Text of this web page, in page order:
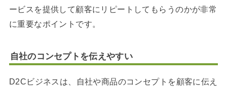
ービスを提供して顧客にリピートしてもらうのかが非常
に重要なポイントです。
自社のコンセプトを伝えやすい
D2Cビジネスは、自社や商品のコンセプトを顧客に伝え